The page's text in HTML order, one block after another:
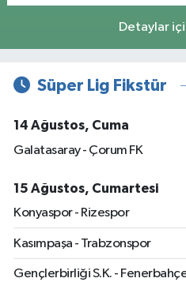
Detaylar
Süper Lig Fikstür
14 Ağustos, Cuma
Galatasaray - Çorum FK
15 Ağustos, Cumartesi
Konyaspor - Rizespor
Kasımpaşa - Trabzonspor
Gençlerbirliği S.K. -